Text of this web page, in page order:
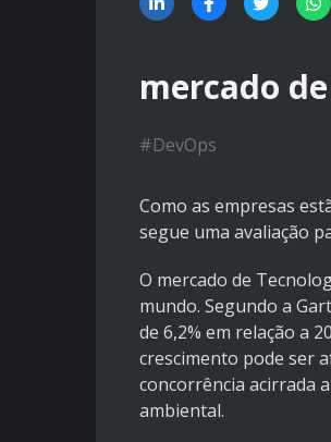
mercado
#DevOps
Como as empresas
segue uma avaliação
O mercado de
mundo. Segundo a
de 6,2% em relação a
crescimento pode ser
concorrência acirrada
ambiental.